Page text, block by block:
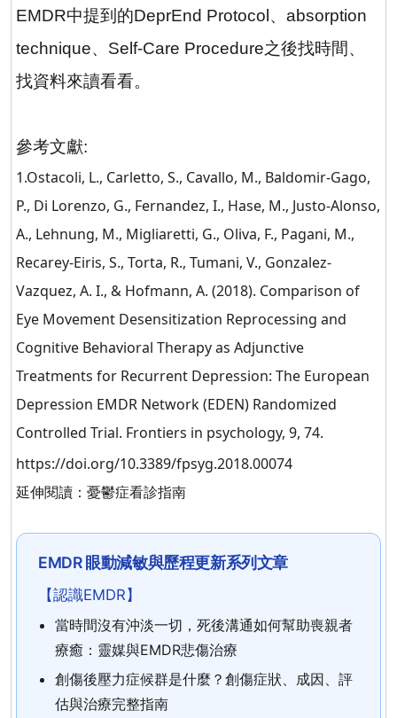
EMDR中提到的DeprEnd Protocol 、 absorption
technique、 Self-Care Procedure之後找時間、
找資料來讀看看。
參考文獻:
1.Ostacoli, L., Carletto, S., Cavallo, M., Baldomir-Gago,
P., Di Lorenzo, G., Fernandez, I., Hase, M., Justo-Alonso,
A., Lehnung, M., Migliaretti, G., Oliva, F., Pagani, M.,
Recarey-Eiris, S., Torta, R., Tumani, V., Gonzalez-
Vazquez, A. I., & Hofmann, A. (2018). Comparison of
Eye Movement Desensitization Reprocessing and
Cognitive Behavioral Therapy as Adjunctive
Treatments for Recurrent Depression: The European
Depression EMDR Network (EDEN) Randomized
Controlled Trial. Frontiers in psychology, 9, 74.
https://doi.org/10.3389/fpsyg.2018.00074
延伸閱讀： 憂鬱症看診指南
EMDR 眼動減敏與歷程更新系列文章
【認識EMDR】
當時間沒有沖淡一切，死後溝通如何幫助喪親者
療癒：靈媒與EMDR悲傷治療
創傷後壓力症候群是什麼？創傷症狀、成因、評
估與治療完整指南